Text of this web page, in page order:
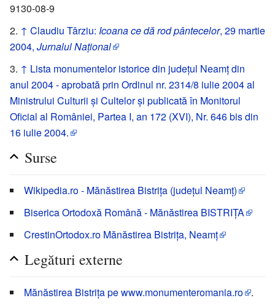
9130-08-9
↑ Claudiu Târziu: Icoana ce dă rod pântecelor, 29 martie
2004, Jurnalul Național
↑ Lista monumentelor istorice din județul Neamț din
anul 2004 - aprobată prin Ordinul nr. 2314/8 iulie 2004 al
Ministrului Culturii și Cultelor și publicată în Monitorul
Oficial al României, Partea I, an 172 (XVI), Nr. 646 bis din
16 iulie 2004.
Surse
Wikipedia.ro - Mănăstirea Bistrița (județul Neamț)
Biserica Ortodoxă Română - Mănăstirea BISTRIȚA
CrestinOrtodox.ro Mănăstirea Bistrița, Neamț
Legături externe
Mănăstirea Bistrița pe www.monumenteromania.ro .